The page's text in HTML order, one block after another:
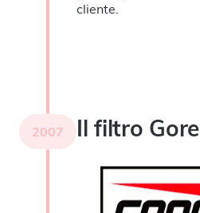
cliente.
2007 Il filtro Gore